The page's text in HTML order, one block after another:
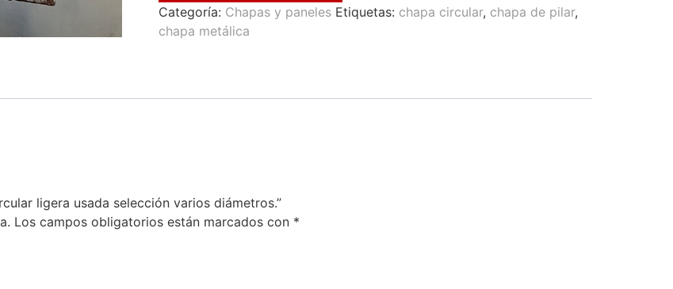
Categoría: Chapas y paneles Etiquetas: chapa circular, chapa de pilar,
chapa metálica
ligera usada selección varios diámetros.”
Los campos obligatorios están marcados con *